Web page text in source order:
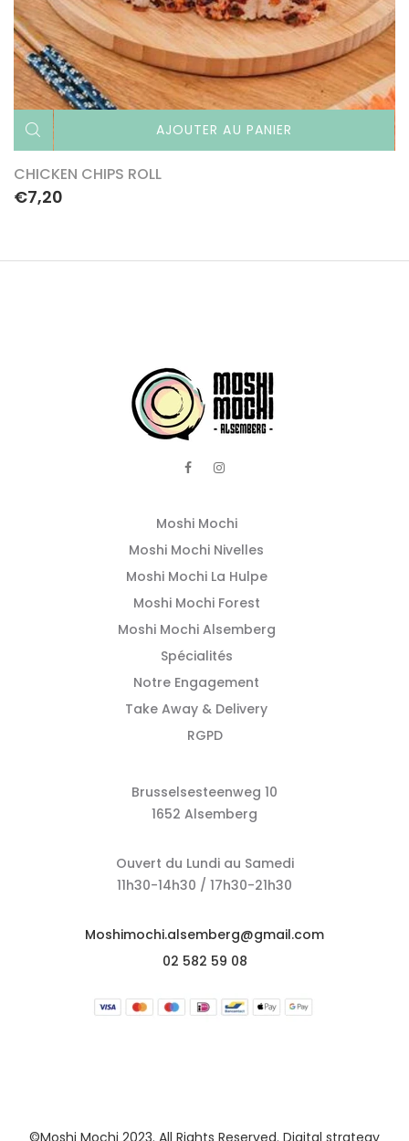
AJOUTER AU PANIER
CHICKEN CHIPS ROLL
€7,20
Moshi Mochi
Moshi Mochi Nivelles
Moshi Mochi La Hulpe
Moshi Mochi Forest
Moshi Mochi Alsemberg
Spécialités
Notre Engagement
Take Away & Delivery
RGPD
Brusselsesteenweg 10
1652 Alsemberg
Ouvert du Lundi au Samedi
11h30-14h30 / 17h30-21h30
Moshimochi.alsemberg@gmail.com
02 582 59 08
©Moshi Mochi 2023. All Rights Reserved. Digital strategy